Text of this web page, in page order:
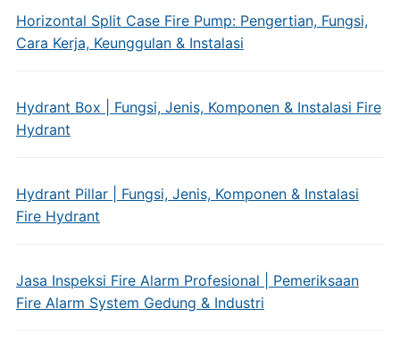
Horizontal Split Case Fire Pump: Pengertian, Fungsi,
Cara Kerja, Keunggulan & Instalasi
Hydrant Box | Fungsi, Jenis, Komponen & Instalasi Fire
Hydrant
Hydrant Pillar | Fungsi, Jenis, Komponen & Instalasi
Fire Hydrant
Jasa Inspeksi Fire Alarm Profesional | Pemeriksaan
Fire Alarm System Gedung & Industri